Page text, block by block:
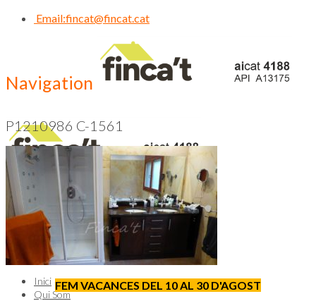
Email:fincat@fincat.cat
Navigation
CALL US NOW
93 830 14 35
Inici
Qui Som
P1210986 C-1561
FEM VACANCES DEL 10 AL 30 D'AGOST